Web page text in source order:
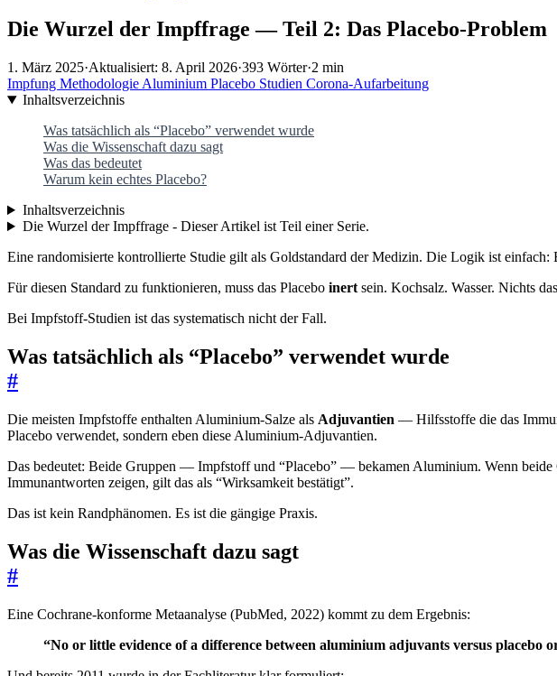
Die Wurzel der Impffrage — Teil 2: Das Placebo-Problem
1. März 2025·Aktualisiert: 8. April 2026·393 Wörter·2 min
Impfung Methodologie Aluminium Placebo Studien Corona-Aufarbeitung
Inhaltsverzeichnis
Was tatsächlich als “Placebo” verwendet wurde
Was die Wissenschaft dazu sagt
Was das bedeutet
Warum kein echtes Placebo?
Inhaltsverzeichnis
Die Wurzel der Impffrage - Dieser Artikel ist Teil einer Serie.
Eine randomisierte kontrollierte Studie gilt als Goldstandard der Medizin. Die Logik ist
Für diesen Standard zu funktionieren, muss das Placebo inert sein. Kochsalz. Wasser. Nichts
Bei Impfstoff-Studien ist das systematisch nicht der Fall.
Was tatsächlich als “Placebo” verwendet wurde
#
Die meisten Impfstoffe enthalten Aluminium-Salze als Adjuvantien — Hilfsstoffe die das
Placebo verwendet, sondern eben diese Aluminium-Adjuvantien.
Das bedeutet: Beide Gruppen — Impfstoff und “Placebo” — bekamen Aluminium. Wenn
Immunantworten zeigen, gilt das als “Wirksamkeit bestätigt”.
Das ist kein Randphänomen. Es ist die gängige Praxis.
Was die Wissenschaft dazu sagt
#
Eine Cochrane-konforme Metaanalyse (PubMed, 2022) kommt zu dem Ergebnis:
“No or little evidence of a difference between aluminium adjuvants versus placebo